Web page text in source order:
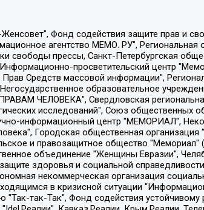
Шлейнов Роман Юрьевич, Шмагун Олеся Валентиновна, Общество с ограниченной ответственностью "Альтаир 2021", Общество с ограниченной ответственностью "Вега 2021", Общество с ограниченной ответственностью "Главный редактор 2021", Общество с ограниченной ответственностью "Ромашки монолит", Важенков Артем Валерьевич, Ивановская областная общественная организация "Центр гендерных исследований", Гурман Юрий Альбертович, Медиапроект "ОВД-Инфо", Егоров Владимир Владимирович, Жилинский Владимир Александрович, Общество с ограниченной ответственностью "ЗП", Иванова София Юрьевна, Карезина Инна Павловна, Кильтау Екатерина Викторовна, Петров Алексей Викторович, Пискунов Сергей Евгеньевич, Смирнов Сергей Сергеевич, Тихонов Михаил Сергеевич, Общество с ограниченной ответственностью "ЖУРНАЛИСТ-ИНОСТРАННЫЙ АГЕНТ", Арапова Галина Юрьевна, Вольтская Татьяна Анатольевна, Американская компания "Mason G.E.S. Anonymous Foundation" (США), являющаяся владельцем интернет-издания https://mnews.world/, Компания "Stichting Bellingcat", зарегистрированная в Нидерландах (дата регистрации 11.07.2018), Захаров Андрей Вячеславович, Клепиковская Екатерина Дмитриевна, Общество с ограниченной ответственностью "МЕМО", Перл Роман Александрович, Симонов Евгений Алексеевич, Соловьева Елена Анатольевна, Сотников Даниил Владимирович, Сурначева Елизавета Дмитриевна, Автономная некоммерческая организация по защите прав человека и информированию населения "Якутия – Наше Мнение", Общество с ограниченной ответственностью "Москоу диджитал медиа", с 26.01.2023 Общество с ограниченной ответственностью "Чайка Белые сады", Ветошкина Валерия Валерьевна, Заговора Максим Александрович, Межрегиональное общественное движение "Российская ЛГБТ - сеть", Оленичев Максим Владимирович, Павлов Иван Юрьевич, Скворцова Елена Сергеевна, Общество с ограниченной ответственностью "Как бы инагент", Кочетков Игорь Викторович, Общество с ограниченной ответственностью "Честные выборы", Еланчик Олег Александрович, Общество с ограниченной ответственностью "Нобелевский призыв", Гималова Регина Эмилевна, Григорьев Андрей Валерьевич, Григорьева Алина Александровна, Ассоциация по содействию защите прав призывников, альтернативнослужащих и военнослужащих "Правозащитная группа "Гражданин.Армия.Право", Хисамова Регина Фаритовна, Автономная некоммерческая организация по реализации социально-правовых программ "Лилит", Дальневосточное общественное движение "Маяк", Санкт-Петербургская ЛГБТ-инициативная группа "Выход", Инициативная группа ЛГБТ+ "Реверс", Алексеев Андрей Викторович, Бекбулатова Таисия Львовна, Беляев Иван Михайлович, Владыкина Елена Сергеевна, Гельман Марат Александрович, Никульшина Вероника